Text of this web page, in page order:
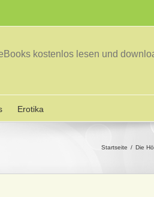
kostenlos lesen und
Erotika
Startseite Die